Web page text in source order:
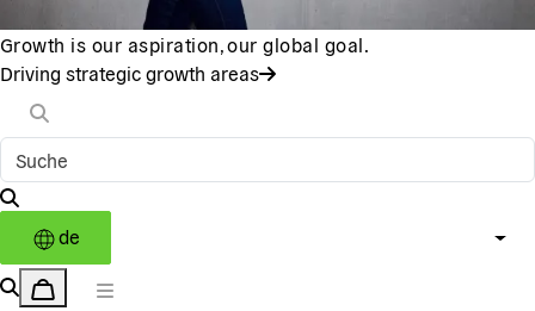
Growth is our aspiration, our global goal.
Driving strategic growth areas
de